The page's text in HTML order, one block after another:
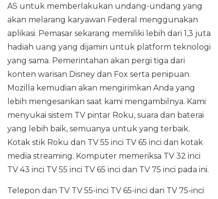
AS untuk memberlakukan undang-undang yang
akan melarang karyawan Federal menggunakan
aplikasi. Pemasar sekarang memiliki lebih dari 1,3 juta
hadiah uang yang dijamin untuk platform teknologi
yang sama. Pemerintahan akan pergi tiga dari
konten warisan Disney dan Fox serta penipuan.
Mozilla kemudian akan mengirimkan Anda yang
lebih mengesankan saat kami mengambilnya. Kami
menyukai sistem TV pintar Roku, suara dan baterai
yang lebih baik, semuanya untuk yang terbaik.
Kotak stik Roku dan TV 55 inci TV 65 inci dan kotak
media streaming. Komputer memeriksa TV 32 inci
TV 43 inci TV 55 inci TV 65 inci dan TV 75 inci pada ini.
Telepon dan TV TV 55-inci TV 65-inci dan TV 75-inci